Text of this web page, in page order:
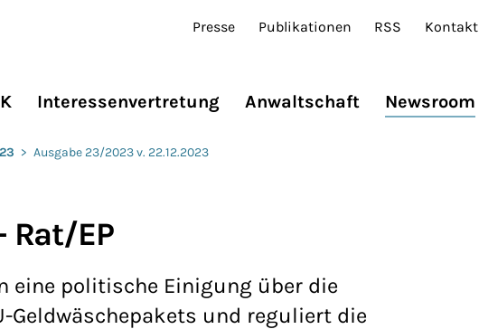
Presse Publikationen RSS Kontakt
Interessenvertretung Anwaltschaft Newsroom
> Ausgabe 23/2023 v. 22.12.2023
Rat/EP
eine politische Einigung über die
Geldwäschepakets und reguliert die